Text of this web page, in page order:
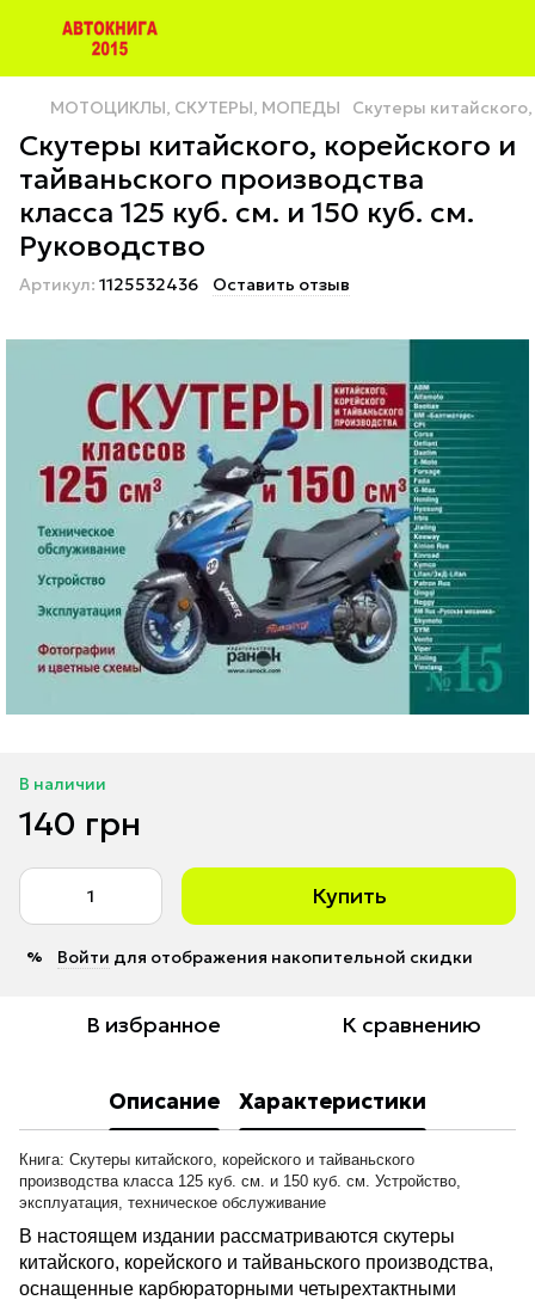
МОТОЦИКЛЫ, СКУТЕРЫ, МОПЕДЫ Скутеры
Скутеры китайского, корейского и
тайваньского производства
класса 125 куб. см. и 150 куб. см.
Руководство
Артикул: 1125532436 Оставить отзыв
В наличии
140 грн
Купить
% Войти для отображения накопительной скидки
В избранное К сравнению
Описание Характеристики
Книга: Скутеры китайского, корейского и тайваньского
производства класса 125 куб. см. и 150 куб. см. Устройство,
эксплуатация, техническое обслуживание
В настоящем издании рассматриваются скутеры
китайского, корейского и тайваньского производства,
оснащенные карбюраторными четырехтактными